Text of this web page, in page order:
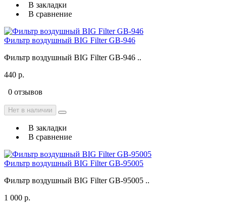
В закладки
В сравнение
Фильтр воздушный BIG Filter GB-946
Фильтр воздушный BIG Filter GB-946 ..
440 р.
0 отзывов
Нет в наличии
В закладки
В сравнение
Фильтр воздушный BIG Filter GB-95005
Фильтр воздушный BIG Filter GB-95005 ..
1 000 р.